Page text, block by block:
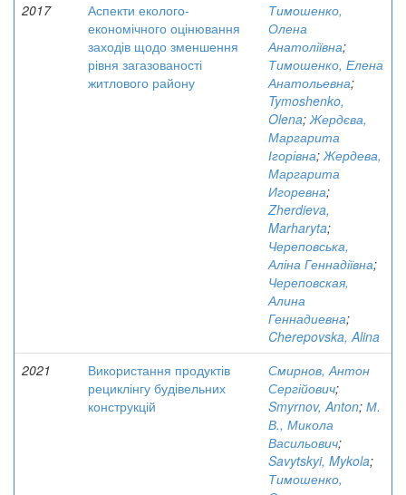
2017
Аспекти еколого-
економічного оцінювання
заходів щодо зменшення
рівня загазованості
житлового району
Тимошенко,
Олена
Анатоліївна;
Тимошенко, Елена
Анатольевна;
Tymoshenko,
Olena;Жердєва,
Маргарита
Ігорівна;Жердева,
Маргарита
Игоревна;
Zherdieva,
Marharyta;
Череповська,
Аліна Геннадіївна;
Череповская,
Алина
Геннадиевна;
Cherepovska, Alina
2021
Використання продуктів
рециклінгу будівельних
конструкцій
Смирнов, Антон
Сергійович;
Smyrnov, Anton; М.
В., Микола
Васильович;
Savytskyi, Mykola;
Тимошенко,